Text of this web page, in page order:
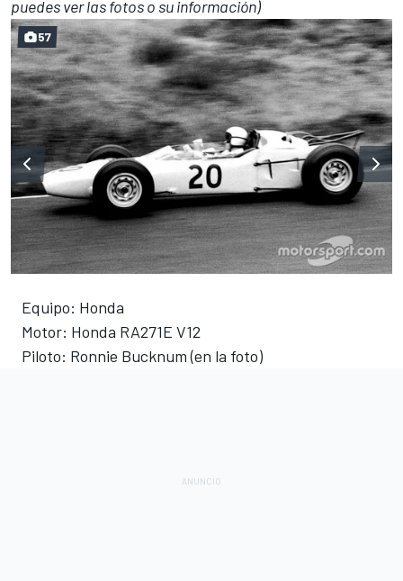
puedes ver las fotos o su información)
Equipo: Honda
Motor: Honda RA271E V12
Piloto: Ronnie Bucknum (en la foto)
57